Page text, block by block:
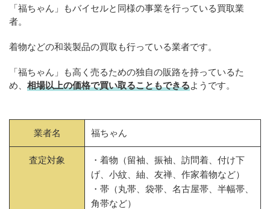
「福ちゃん」もバイセルと同様の事業を行っている買取業
者。
着物などの和装製品の買取も行っている業者です。
「福ちゃん」も高く売るための独自の販路を持っているた
め、 相場以上の価格で買い取ることもできるようです。
業者名 福ちゃん
査定対象
・着物（留袖、振袖、訪問着、付け下
げ、小紋、紬、友禅、作家着物など）
・帯（丸帯、袋帯、名古屋帯、半幅帯、
角帯など）